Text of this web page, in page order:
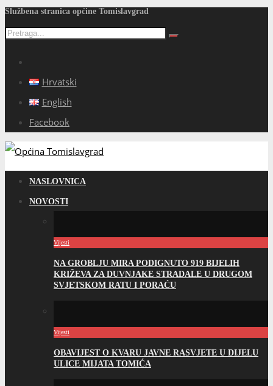
Službena stranica općine Tomislavgrad
Hrvatski
English
Facebook
NASLOVNICA
NOVOSTI
Vijesti
NA GROBLJU MIRA PODIGNUTO 919 BIJELIH
KRIŽEVA ZA DUVNJAKE STRADALE U DRUGOM
SVJETSKOM RATU I PORAĆU
Vijesti
OBAVIJEST O KVARU JAVNE RASVJETE U DIJELU
ULICE MIJATA TOMIĆA